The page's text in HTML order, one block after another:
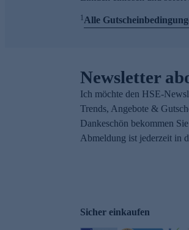
1Alle
Newsletter
Ich möchte den HSE-
Trends, Angebote &
Dankeschön bekommen
Abmeldung ist jederzeit in
Sicher einkaufen